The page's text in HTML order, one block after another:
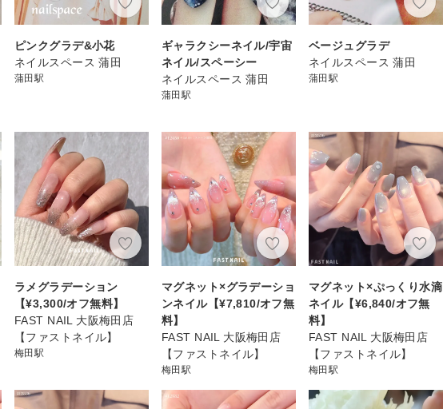
ピンクグラデ&小花
ネイルスペース 蒲田
蒲田駅
ギャラクシーネイル/宇宙
ネイル/スペーシー
ネイルスペース 蒲田
蒲田駅
ベージュグラデ
ネイルスペース 蒲田
蒲田駅
ラメグラデーション
【¥3,300/オフ無料】
FAST NAIL 大阪梅田店
【ファストネイル】
梅田駅
マグネット×グラデーショ
ンネイル【¥7,810/オフ無
料】
FAST NAIL 大阪梅田店
【ファストネイル】
梅田駅
マグネット×ぷっくり水滴
ネイル【¥6,840/オフ無
料】
FAST NAIL 大阪梅田店
【ファストネイル】
梅田駅